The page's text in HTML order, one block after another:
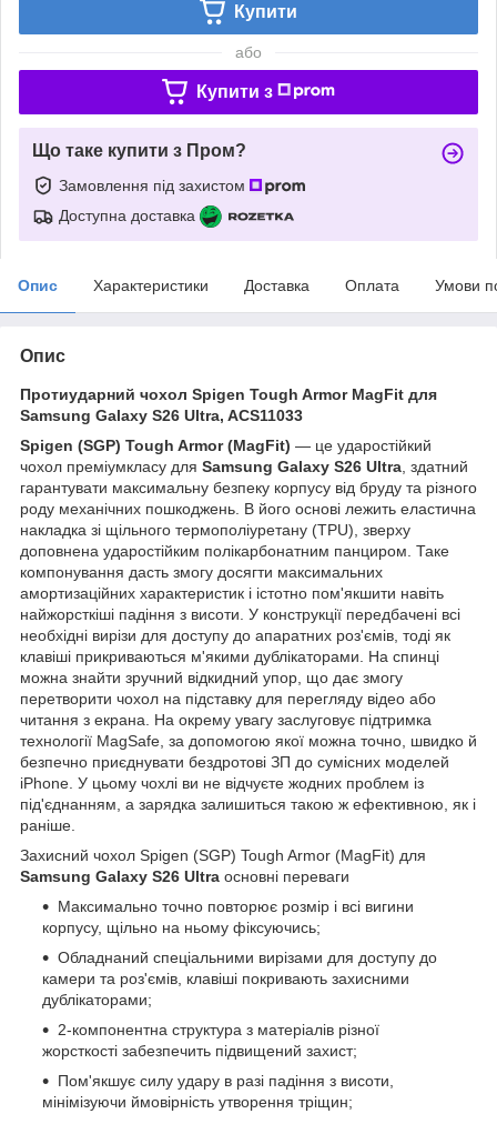
Купити
або
Купити з
Що таке купити з Пром?
Замовлення під захистом
Доступна доставка
Опис Характеристики Доставка Оплата Умови
Опис
Протиударний чохол Spigen Tough Armor MagFit для
Samsung Galaxy S26 Ultra, ACS11033
Spigen (SGP) Tough Armor (MagFit) — це ударостійкий
чохол преміумкласу для Samsung Galaxy S26 Ultra , здатний
гарантувати максимальну безпеку корпусу від бруду та різного
роду механічних пошкоджень. В його основі лежить еластична
накладка зі щільного термополіуретану (TPU), зверху
доповнена ударостійким полікарбонатним панциром. Таке
компонування дасть змогу досягти максимальних
амортизаційних характеристик і істотно пом'якшити навіть
найжорсткіші падіння з висоти. У конструкції передбачені всі
необхідні вирізи для доступу до апаратних роз'ємів, тоді як
клавіші прикриваються м'якими дублікаторами. На спинці
можна знайти зручний відкидний упор, що дає змогу
перетворити чохол на підставку для перегляду відео або
читання з екрана. На окрему увагу заслуговує підтримка
технології MagSafe, за допомогою якої можна точно, швидко й
безпечно приєднувати бездротові ЗП до сумісних моделей
iPhone. У цьому чохлі ви не відчуєте жодних проблем із
під'єднанням, а зарядка залишиться такою ж ефективною, як і
раніше.
Захисний чохол Spigen (SGP) Tough Armor (MagFit) для
Samsung Galaxy S26 Ultra основні переваги
Максимально точно повторює розмір і всі вигини
корпусу, щільно на ньому фіксуючись;
Обладнаний спеціальними вирізами для доступу до
камери та роз'ємів, клавіші покривають захисними
дублікаторами;
2-компонентна структура з матеріалів різної
жорсткості забезпечить підвищений захист;
Пом'якшує силу удару в разі падіння з висоти,
мінімізуючи ймовірність утворення тріщин;